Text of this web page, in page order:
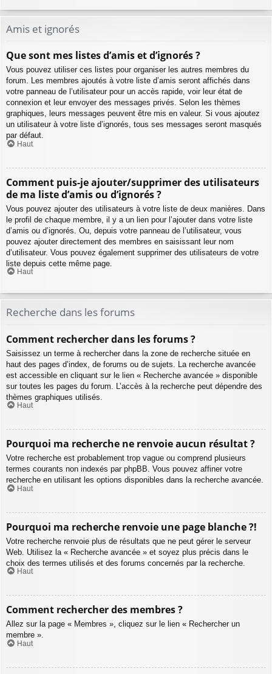
Amis et ignorés
Que sont mes listes d’amis et d’ignorés ?
Vous pouvez utiliser ces listes pour organiser les autres membres du
forum. Les membres ajoutés à votre liste d’amis seront affichés dans
votre panneau de l’utilisateur pour un accès rapide, voir leur état de
connexion et leur envoyer des messages privés. Selon les thèmes
graphiques, leurs messages peuvent être mis en valeur. Si vous ajoutez
un utilisateur à votre liste d’ignorés, tous ses messages seront masqués
par défaut.
Haut
Comment puis-je ajouter/supprimer des utilisateurs
de ma liste d’amis ou d’ignorés ?
Vous pouvez ajouter des utilisateurs à votre liste de deux manières. Dans
le profil de chaque membre, il y a un lien pour l’ajouter dans votre liste
d’amis ou d’ignorés. Ou, depuis votre panneau de l’utilisateur, vous
pouvez ajouter directement des membres en saisissant leur nom
d’utilisateur. Vous pouvez également supprimer des utilisateurs de votre
liste depuis cette même page.
Haut
Recherche dans les forums
Comment rechercher dans les forums ?
Saisissez un terme à rechercher dans la zone de recherche située en
haut des pages d’index, de forums ou de sujets. La recherche avancée
est accessible en cliquant sur le lien « Recherche avancée » disponible
sur toutes les pages du forum. L’accès à la recherche peut dépendre des
thèmes graphiques utilisés.
Haut
Pourquoi ma recherche ne renvoie aucun résultat ?
Votre recherche est probablement trop vague ou comprend plusieurs
termes courants non indexés par phpBB. Vous pouvez affiner votre
recherche en utilisant les options disponibles dans la recherche avancée.
Haut
Pourquoi ma recherche renvoie une page blanche ?!
Votre recherche renvoie plus de résultats que ne peut gérer le serveur
Web. Utilisez la « Recherche avancée » et soyez plus précis dans le
choix des termes utilisés et des forums concernés par la recherche.
Haut
Comment rechercher des membres ?
Allez sur la page « Membres », cliquez sur le lien « Rechercher un
membre ».
Haut